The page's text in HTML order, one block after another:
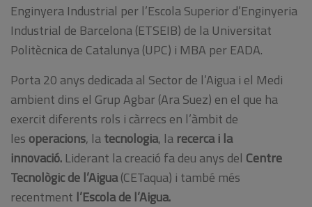
Enginyera Industrial per l’Escola Superior d’Enginyeria
Industrial de Barcelona (ETSEIB) de la Universitat
Politècnica de Catalunya (UPC) i MBA per EADA.
Porta 20 anys dedicada al Sector de l’Aigua i el Medi
ambient dins el Grup Agbar (Ara Suez) en el que ha
exercit diferents rols i càrrecs en l’àmbit de
les operacions, latecnologia, la recerca i la
innovació. Liderant la creació fa deu anys del Centre
Tecnològic de l’Aigua(CETaqua) i també més
recentment l’Escola de l’Aigua.